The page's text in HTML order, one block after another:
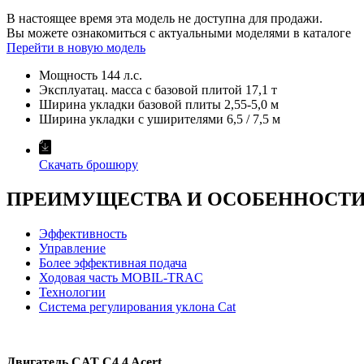
В настоящее время эта модель не доступна для продажи.
Вы можете ознакомиться с актуальными моделями в каталоге
Перейти в новую модель
Мощность 144 л.с.
Эксплуатац. масса с базовой плитой 17,1 т
Ширина укладки базовой плиты 2,55-5,0 м
Ширина укладки с уширителями 6,5 / 7,5 м
Скачать брошюру
ПРЕИМУЩЕСТВА И ОСОБЕННОСТИ
Эффективность
Управление
Более эффективная подача
Ходовая часть MOBIL-TRAC
Технологии
Система регулирования уклона Cat